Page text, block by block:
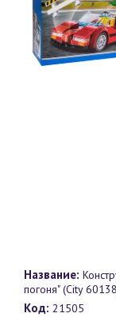
Название:
погоня" (City
Код: 21505